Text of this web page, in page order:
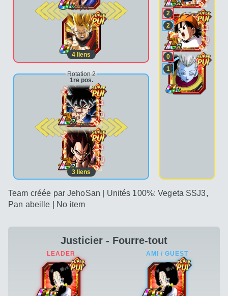
2e pos.
4 liens
Rotation 2
1re pos.
2e pos.
3 liens
2
2
0
1
Team créée par JehoSan | Unités 100%: Vegeta SSJ3,
Pan abeille | No item
Justicier - Fourre-tout